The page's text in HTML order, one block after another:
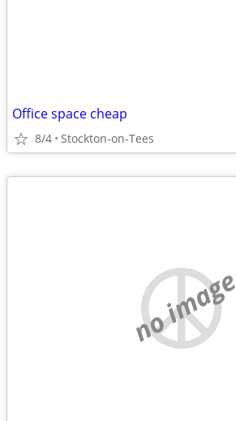
Office space cheap
8/4 Stockton-on-Tees
no image